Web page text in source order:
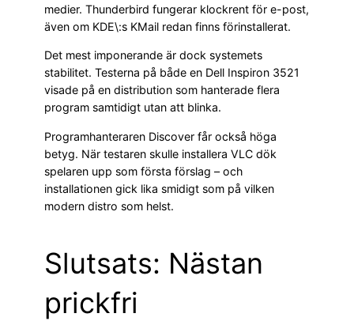
medier. Thunderbird fungerar klockrent för e-post,
även om KDE\:s KMail redan finns förinstallerat.
Det mest imponerande är dock systemets
stabilitet. Testerna på både en Dell Inspiron 3521
visade på en distribution som hanterade flera
program samtidigt utan att blinka.
Programhanteraren Discover får också höga
betyg. När testaren skulle installera VLC dök
spelaren upp som första förslag – och
installationen gick lika smidigt som på vilken
modern distro som helst.
Slutsats: Nästan
prickfri